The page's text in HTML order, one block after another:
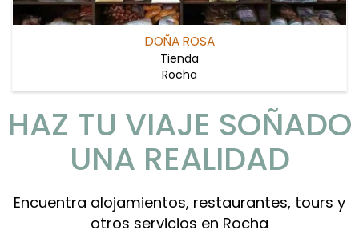
DOÑA ROSA
Tienda
Rocha
HAZ TU VIAJE SOÑADO
UNA REALIDAD
Encuentra alojamientos, restaurantes, tours y
otros servicios en Rocha